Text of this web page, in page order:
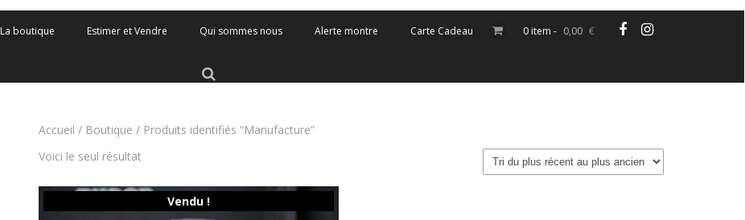
La boutique Estimer et Vendre Qui sommes nous Alerte montre Carte Cadeau 0 item - 0,00 €
Accueil / Boutique / Produits identifiés “Manufacture”
Voici le seul résultat
Vendu !